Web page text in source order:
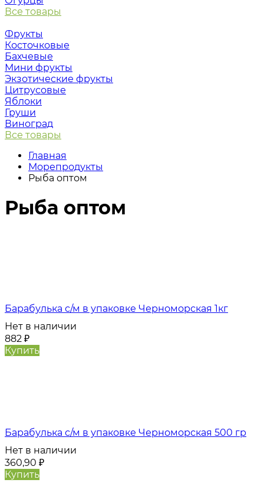
Все товары
Фрукты
Косточковые
Бахчевые
Мини фрукты
Экзотические фрукты
Цитрусовые
Яблоки
Груши
Виноград
Все товары
Главная
Морепродукты
Рыба оптом
Рыба оптом
Барабулька с/м в упаковке Черноморская 1кг
Нет в наличии
882 ₽
Купить
Барабулька с/м в упаковке Черноморская 500 гр
Нет в наличии
360,90 ₽
Купить